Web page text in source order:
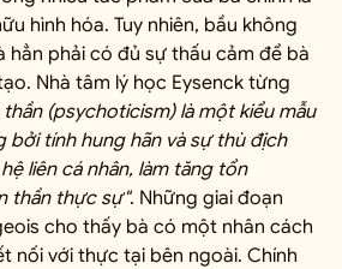
hình hóa. Tuy nhiên, bầu không
hẳn phải có đủ sự thấu cảm để bà
Nhà tâm lý học Eysenck từng
thần (psychoticism) là một kiểu mẫu
bởi tính hung hãn và sự thù địch
liên cá nhân, làm tăng tổn
thần thực sự". Những giai đoạn
cho thấy bà có một nhân cách
nối với thực tại bên ngoài. Chính